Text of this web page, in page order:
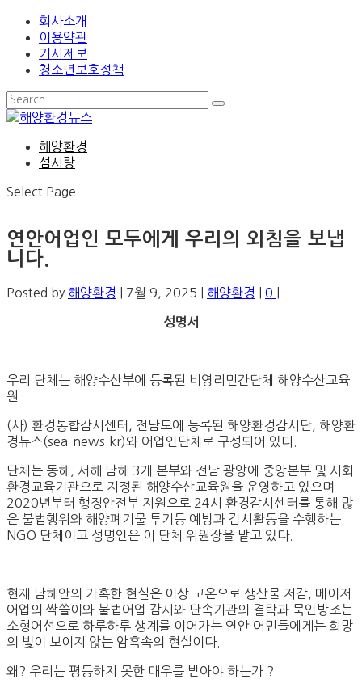
회사소개
이용약관
기사제보
청소년보호정책
해양환경
섬사랑
Select Page
연안어업인 모두에게 우리의 외침을 보냅
니다.
Posted by 해양환경 7월 9, 2025 해양환경 0
성명서
우리 단체는 해양수산부에 등록된 비영리민간단체 해양수산교육
원
(사) 환경통합감시센터, 전남도에 등록된 해양환경감시단, 해양환
경뉴스(sea-news.kr)와 어업인단체로 구성되어 있다.
단체는 동해, 서해 남해 3개 본부와 전남 광양에 중앙본부 및 사회
환경교육기관으로 지정된 해양수산교육원을 운영하고 있으며
2020년부터 행정안전부 지원으로 24시 환경감시센터를 통해 많
은 불법행위와 해양폐기물 투기등 예방과 감시활동을 수행하는
NGO 단체이고 성명인은 이 단체 위원장을 맡고 있다.
현재 남해안의 가혹한 현실은 이상 고온으로 생산물 저감, 메이저
어업의 싹쓸이와 불법어업 감시와 단속기관의 결탁과 묵인방조는
소형어선으로 하루하루 생계를 이어가는 연안 어민들에게는 희망
의 빛이 보이지 않는 암흑속의 현실이다.
왜? 우리는 평등하지 못한 대우를 받아야 하는가 ?